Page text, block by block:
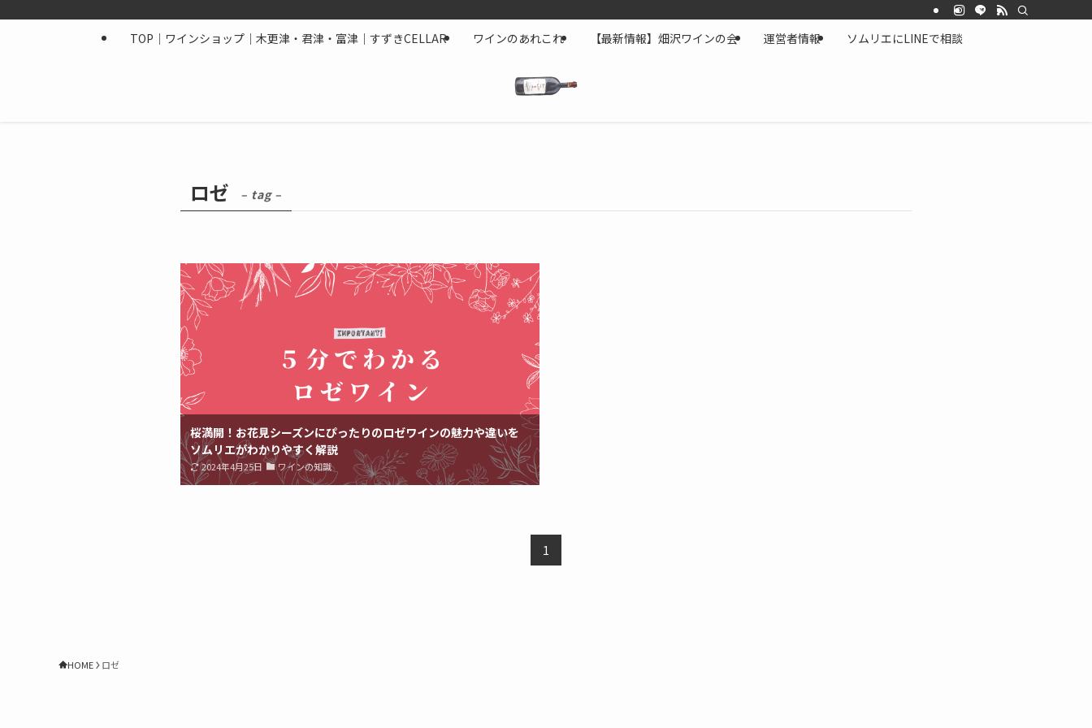
TOP｜ワインショップ｜木更津・君津・富津｜すずきCELLAR ワインのあれこれ 【最新情報】畑沢ワインの会 運営者情報 ソムリエにLINEで相談
ロゼ – tag –
桜満開！お花見シーズンにぴったりのロゼワインの魅力や違いを
ソムリエがわかりやすく解説
2024年4月25日 ワインの知識
1
HOME ロゼ